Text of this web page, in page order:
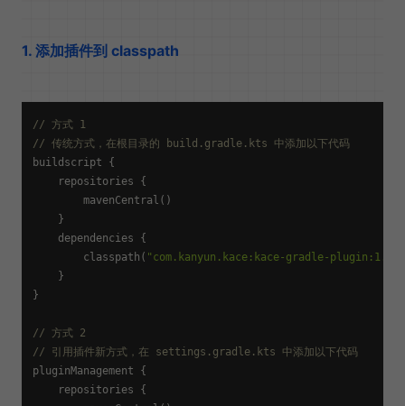
1. 添加插件到 classpath
// 方式 1
// 传统方式，在根目录的 build.gradle.kts 中添加以下代码
buildscript {
    repositories {
        mavenCentral()
    }
    dependencies {
        classpath(
"com.kanyun.kace:kace-gradle-
    }
}
// 方式 2
// 引用插件新方式，在 settings.gradle.kts 中添加以下代码
pluginManagement {
    repositories {